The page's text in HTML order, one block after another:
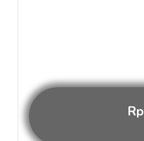
Rp